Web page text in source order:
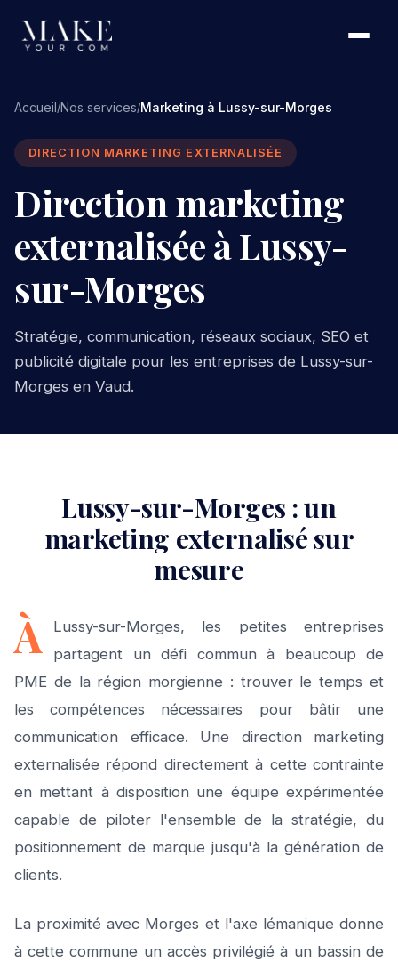
Accueil/Nos services/Marketing à Lussy-sur-Morges
DIRECTION MARKETING EXTERNALISÉE
Direction marketing
externalisée à Lussy-
sur-Morges
Stratégie, communication, réseaux sociaux, SEO et
publicité digitale pour les entreprises de Lussy-sur-
Morges en Vaud.
Lussy-sur-Morges : un
marketing externalisé sur
mesure
À
Lussy-sur-Morges, les petites entreprises
partagent un défi commun à beaucoup de
PME de la région morgienne : trouver le temps et
les compétences nécessaires pour bâtir une
communication efficace. Une direction marketing
externalisée répond directement à cette contrainte
en mettant à disposition une équipe expérimentée
capable de piloter l'ensemble de la stratégie, du
positionnement de marque jusqu'à la génération de
clients.
La proximité avec Morges et l'axe lémanique donne
à cette commune un accès privilégié à un bassin de